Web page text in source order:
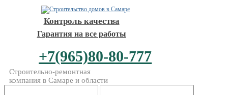
Контроль качества
Гарантия на все работы
+7(965)80-80-777
Строительно-ремонтная
компания в Самаре и области